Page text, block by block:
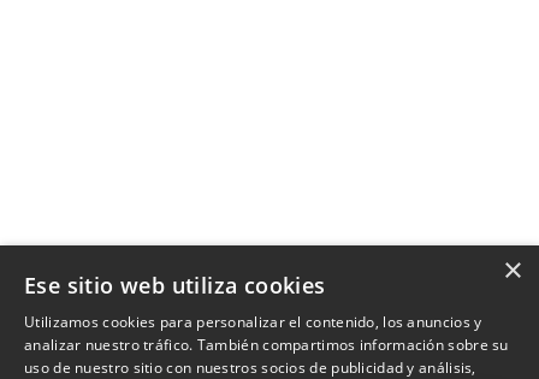
×
Ese sitio web utiliza cookies
Utilizamos cookies para personalizar el contenido, los anuncios y
analizar nuestro tráfico. También compartimos información sobre su
uso de nuestro sitio con nuestros socios de publicidad y análisis,